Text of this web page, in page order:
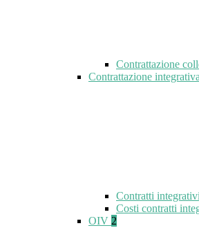
Contrattazione
Contrattazione integrativa
Contratti integrativi
Costi contratti
OIV 2